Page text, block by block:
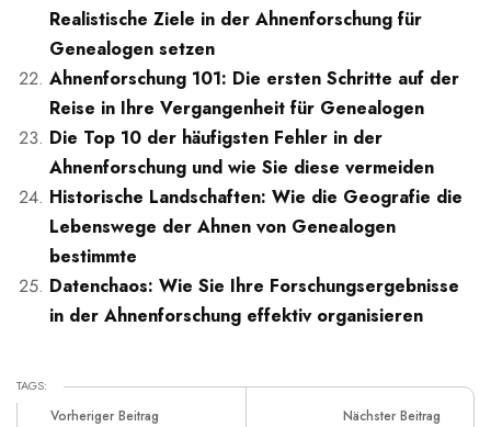
Realistische Ziele in der Ahnenforschung für
Genealogen setzen
Ahnenforschung 101: Die ersten Schritte auf der
Reise in Ihre Vergangenheit für Genealogen
Die Top 10 der häufigsten Fehler in der
Ahnenforschung und wie Sie diese vermeiden
Historische Landschaften: Wie die Geografie die
Lebenswege der Ahnen von Genealogen
bestimmte
Datenchaos: Wie Sie Ihre Forschungsergebnisse
in der Ahnenforschung effektiv organisieren
TAGS:
Vorheriger Beitrag Nächster Beitrag